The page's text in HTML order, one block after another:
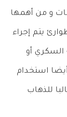
و من أهمها
يتم إجراء
السكري أو
استخدام
للذهاب